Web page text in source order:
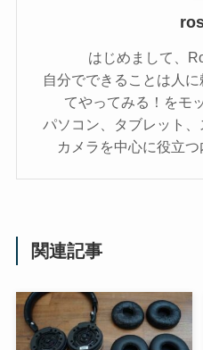
はじめまして、
自分でできることは人
てやってみる！をモ
パソコン、タブレット
カメラを中心に役立つ
関連記事